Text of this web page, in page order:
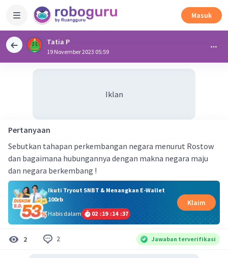
Masuk
Tatia P
19 November 2023 05:59
Iklan
Pertanyaan
Sebutkan tahapan perkembangan negara menurut Rostow
dan bagaimana hubungannya dengan makna negara maju
dan negara berkembang !
Ikuti Tryout SNBT & Menangkan E-Wallet
100rb
Habis dalam
02 :19 :14 :37
Klaim
2 2 Jawaban terverifikasi